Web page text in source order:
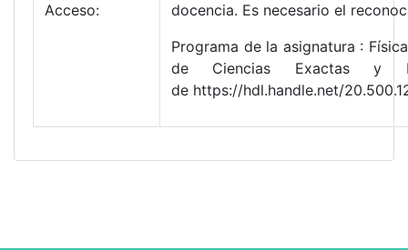
Acceso:
docencia. Es necesario el
Programa de la asignatura :
de Ciencias Exactas y
de https://hdl.handle.net/